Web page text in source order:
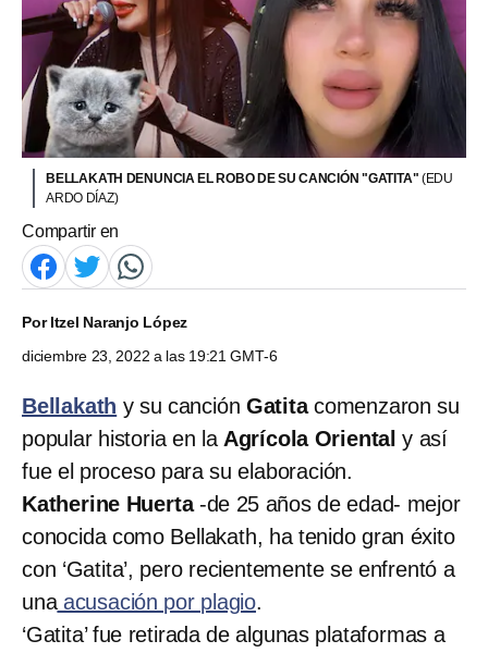
BELLAKATH DENUNCIA EL ROBO DE SU CANCIÓN "GATITA" (EDU
ARDO DÍAZ)
Compartir en
PorItzel Naranjo López
diciembre 23, 2022 a las 19:21 GMT-6
Bellakath y su canción Gatitacomenzaron su
popular historia en la Agrícola Oriental y así
fue el proceso para su elaboración.
Katherine Huerta-de 25 años de edad- mejor
conocida como Bellakath, ha tenido gran éxito
con ‘Gatita’, pero recientemente se enfrentó a
unaacusación por plagio.
‘Gatita’ fue retirada de algunas plataformas a